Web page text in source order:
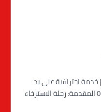
احترافية على يد
خبراء | ريلاكس بودي 0568232620 المقدمة: رحلة الاسترخاء